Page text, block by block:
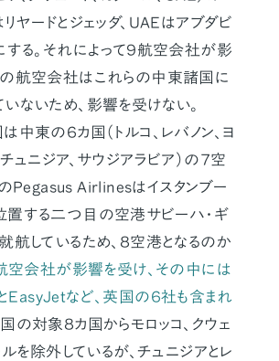
ヤードとジェッダ、UAEはアブダビ
する。それによって９航空会社が影
の航空会社はこれらの中東諸国に
ないため、影響を受けない。
中東の６カ国（トルコ、レバノン、ヨ
チュニジア、サウジアラビア）の７空
Pegasus Airlinesはイスタンブー
置する二つ目の空港サビーハ・ギ
航しているため、８空港となるのか
空会社が影響を受け、その中には
など、英国の６社も含まれ
の対象８カ国からモロッコ、クウェ
ルを除外しているが、チュニジアとレ